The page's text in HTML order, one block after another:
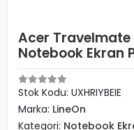
Acer Travelmate
Notebook Ekran
Stok Kodu: UXHRIYBEIE
Marka: LineOn
Kategori: Notebook